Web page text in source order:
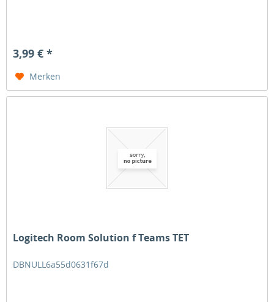
3,99 € *
Merken
Logitech Room Solution f Teams TET
DBNULL6a55d0631f67d